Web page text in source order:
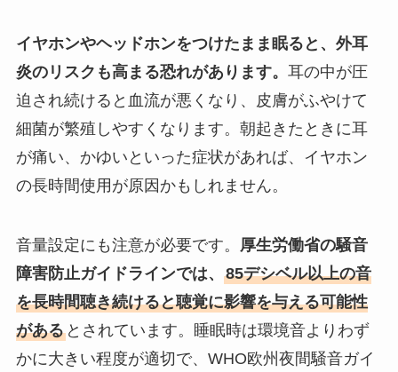
イヤホンやヘッドホンをつけたまま眠ると、外耳
炎のリスクも高まる恐れがあります。 耳の中が圧
迫され続けると血流が悪くなり、皮膚がふやけて
細菌が繁殖しやすくなります。朝起きたときに耳
が痛い、かゆいといった症状があれば、イヤホン
の長時間使用が原因かもしれません。
音量設定にも注意が必要です。 厚生労働省の騒音
障害防止ガイドラインでは、 85デシベル以上の音
を長時間聴き続けると聴覚に影響を与える可能性
があるとされています。睡眠時は環境音よりわず
かに大きい程度が適切で、WHO欧州夜間騒音ガイ